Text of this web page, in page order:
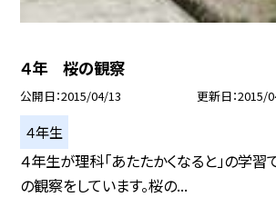
４年 桜の観察
公開日 2015/04/13 更新日 2015/
４年生
４年生が理科「あたたかくなると」の学習
の観察をしています。桜の...